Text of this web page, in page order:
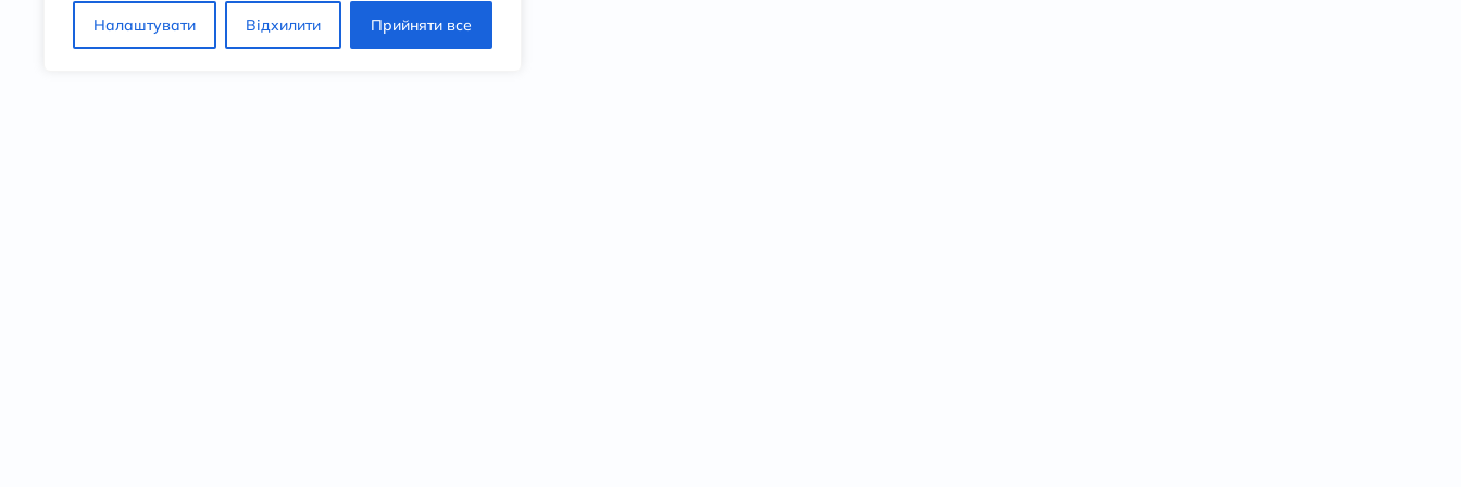
Налаштувати Відхилити Прийняти все